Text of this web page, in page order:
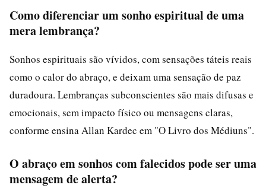
Como diferenciar um sonho espiritual de uma
mera lembrança?
Sonhos espirituais são vívidos, com sensações táteis reais
como o calor do abraço, e deixam uma sensação de paz
duradoura. Lembranças subconscientes são mais difusas e
emocionais, sem impacto físico ou mensagens claras,
conforme ensina Allan Kardec em "O Livro dos Médiuns".
O abraço em sonhos com falecidos pode ser uma
mensagem de alerta?